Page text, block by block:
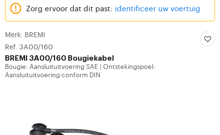
Zorg ervoor dat dit past: identificeer uw voertuig
Merk: BREMI
Ref. 3A00/160
BREMI 3A00/160 Bougiekabel
Bougie: Aansluituitvoering SAE
Ontstekingspoel:
Aansluituitvoering conform DIN